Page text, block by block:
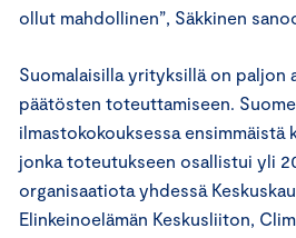
ollut mahdollinen”, Säkkinen
Suomalaisilla yrityksillä on paljon
päätösten toteuttamiseen.
ilmastokokouksessa ensimmäistä
jonka toteutukseen osallistui yli
organisaatiota yhdessä
Elinkeinoelämän Keskusliiton,